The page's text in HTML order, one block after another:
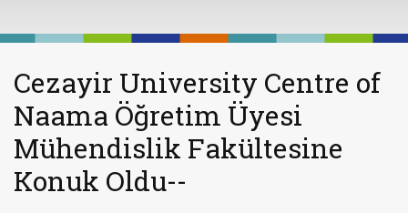
Cezayir University Centre of
Naama Öğretim Üyesi
Mühendislik Fakültesine
Konuk Oldu--